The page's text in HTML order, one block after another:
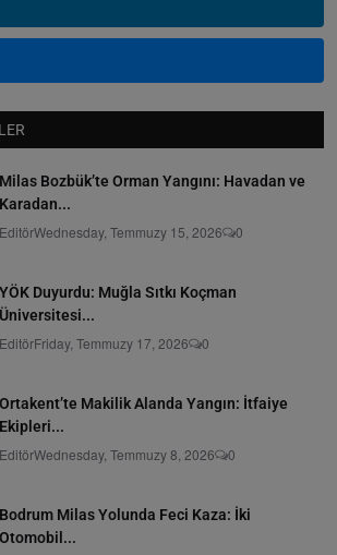
Milas Bozbük’te Orman Yangını: Havadan ve
Karadan...
EditörWednesday, Temmuzy 15, 2026 0
YÖK Duyurdu: Muğla Sıtkı Koçman
Üniversitesi...
EditörFriday, Temmuzy 17, 2026 0
Ortakent’te Makilik Alanda Yangın: İtfaiye
Ekipleri...
EditörWednesday, Temmuzy 8, 2026 0
Bodrum Milas Yolunda Feci Kaza: İki
Otomobil...